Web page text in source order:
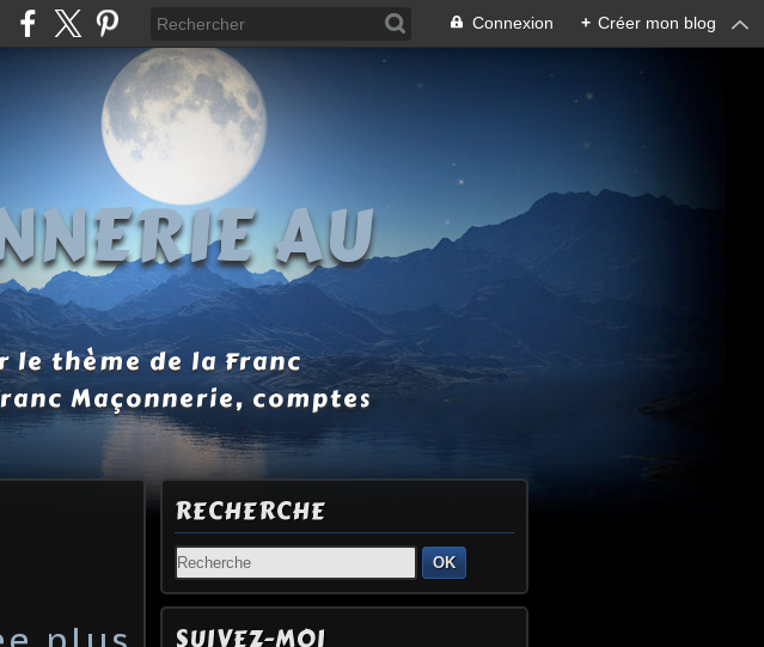
Connexion + Créer mon blog
AU
thème de la Franc
Maçonnerie, comptes
RECHERCHE
OK
SUIVEZ-MOI